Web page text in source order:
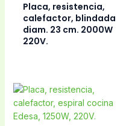
Placa, resistencia,
calefactor, blindada
diam. 23 cm. 2000W
220V.